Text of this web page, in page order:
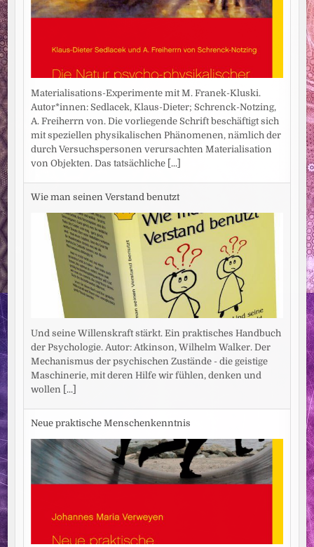
Materialisations-Experimente mit M. Franek-Kluski.
Autor*innen: Sedlacek, Klaus-Dieter; Schrenck-Notzing,
A. Freiherrn von. Die vorliegende Schrift beschäftigt sich
mit speziellen physikalischen Phänomenen, nämlich der
durch Versuchspersonen verursachten Materialisation
von Objekten. Das tatsächliche [...]
Wie man seinen Verstand benutzt
Und seine Willenskraft stärkt. Ein praktisches Handbuch
der Psychologie. Autor: Atkinson, Wilhelm Walker. Der
Mechanismus der psychischen Zustände - die geistige
Maschinerie, mit deren Hilfe wir fühlen, denken und
wollen [...]
Neue praktische Menschenkenntnis